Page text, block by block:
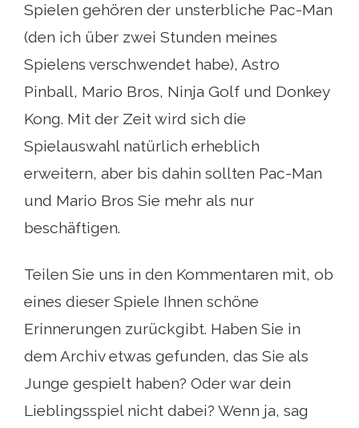
Spielen gehören der unsterbliche Pac-Man
(den ich über zwei Stunden meines
Spielens verschwendet habe), Astro
Pinball, Mario Bros, Ninja Golf und Donkey
Kong. Mit der Zeit wird sich die
Spielauswahl natürlich erheblich
erweitern, aber bis dahin sollten Pac-Man
und Mario Bros Sie mehr als nur
beschäftigen.
Teilen Sie uns in den Kommentaren mit, ob
eines dieser Spiele Ihnen schöne
Erinnerungen zurückgibt. Haben Sie in
dem Archiv etwas gefunden, das Sie als
Junge gespielt haben? Oder war dein
Lieblingsspiel nicht dabei? Wenn ja, sag